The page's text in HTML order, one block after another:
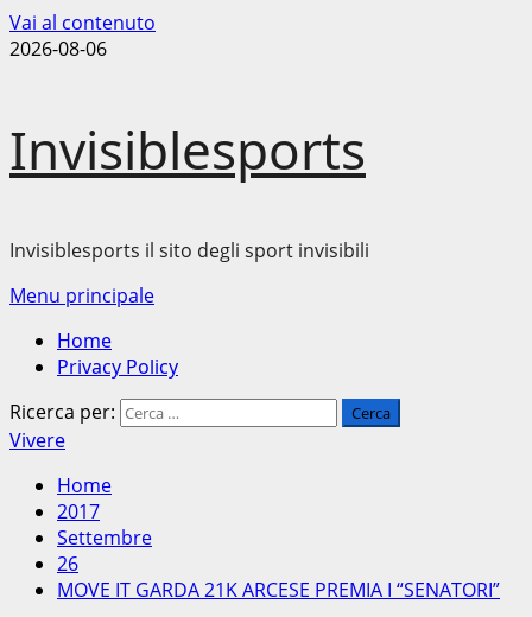
Vai al contenuto
2026-08-06
Invisiblesports
Invisiblesports il sito degli sport invisibili
Menu principale
Home
Privacy Policy
Ricerca per:
Vivere
Home
2017
Settembre
26
MOVE IT GARDA 21K ARCESE PREMIA I “SENATORI”